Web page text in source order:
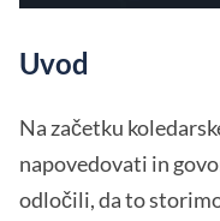
Uvod
Na začetku
napovedovati in
odločili, da to